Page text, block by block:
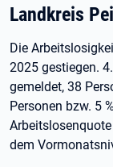
Landkreis
Die
2025 gestiegen.
gemeldet, 38
Personen bzw. 5
dem